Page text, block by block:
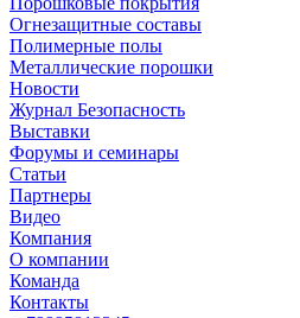
Огнезащитные составы
Полимерные полы
Металлические порошки
Новости
Журнал Безопасность
Выставки
Форумы и семинары
Статьи
Партнеры
Видео
Компания
О компании
Команда
Контакты